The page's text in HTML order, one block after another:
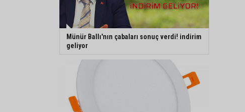
Münür Ballı'nın çabaları sonuç verdi! indirim
geliyor